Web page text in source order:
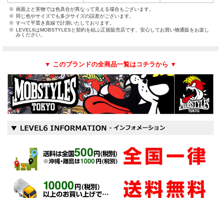
※ 画面上と実物では色具合が異なって見える場合もございます。
※
同じ色やサイズでも多少サイズの誤差がございます。
※ すべて平置き直線で計測いたしております。
※ LEVEL6はMOBSTYLESと契約を結ぶ正規販売店です、安心してお買い物通販をお楽し
みください。
▼ このブランドの全商品一覧はコチラから ▼